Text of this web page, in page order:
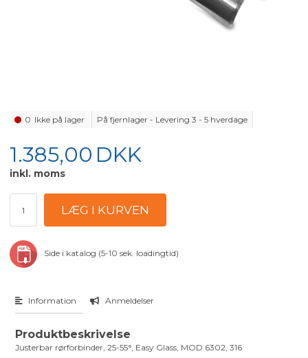
0 Ikke på lager På fjernlager - Levering 3 - 5 hverdage
1.385,00 DKK
inkl. moms
Side i katalog (5-10 sek. loadingtid)
Information Anmeldelser
Produktbeskrivelse
Justerbar rørforbinder, 25-55°, Easy Glass, MOD 6302, 316